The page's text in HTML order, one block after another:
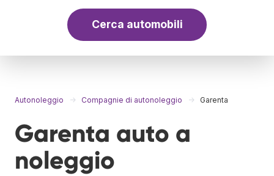
Cerca automobili
Autonoleggio Compagnie di autonoleggio Garenta
Garenta auto a
noleggio